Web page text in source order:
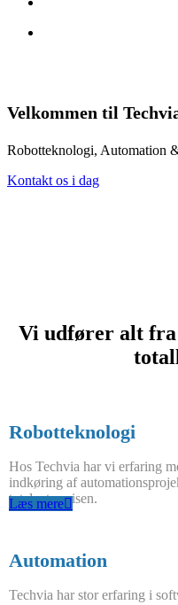
Velkommen til
Robotteknologi, Automation
Kontakt os i dag
Vi udfører alt
Robotteknologi
Hos Techvia har vi erfaring
indkøring af
totalentreprisen.
Læs mere
Automation
Techvia har stor erfaring i